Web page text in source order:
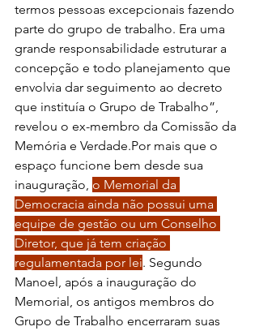
termos pessoas excepcionais fazendo
parte do grupo de trabalho. Era uma
grande responsabilidade estruturar a
concepção e todo planejamento que
envolvia dar seguimento ao decreto
que instituía o Grupo de Trabalho”,
revelou o ex-membro da Comissão da
Memória e Verdade.Por mais que o
espaço funcione bem desde sua
inauguração, o Memorial da
Democracia ainda não possui uma
equipe de gestão ou um Conselho
Diretor, que já tem criação
regulamentada por lei. Segundo
Manoel, após a inauguração do
Memorial, os antigos membros do
Grupo de Trabalho encerraram suas